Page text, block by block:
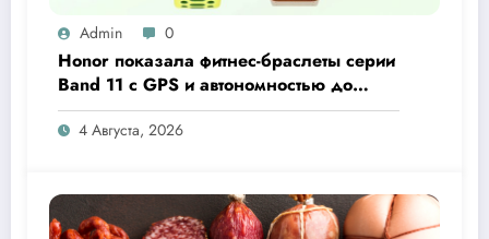
Admin 0
Honor показала фитнес-браслеты серии
Band 11 с GPS и автономностью до
26 дней
4 Августа, 2026